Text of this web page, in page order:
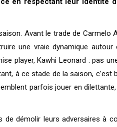
Avant le trade de Carmelo
une vraie dynamique
player, Kawhi Leonard : pas
à ce stade de la saison,
parfois jouer en
démolir leurs adversaires à